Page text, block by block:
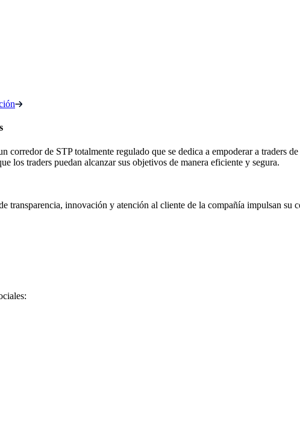
corredor de STP totalmente regulado que se dedica a empoderar a traders
los traders puedan alcanzar sus objetivos de manera eficiente y segura.
transparencia, innovación y atención al cliente de la compañía impulsan su